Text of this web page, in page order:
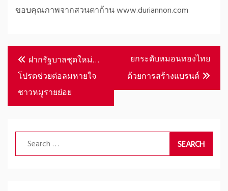
ขอบคุณภาพจากสวนตาก้าน www.duriannon.com
Post
navigation
ฝากรัฐบาลชุดใหม่…
โปรดช่วยต่อลมหายใจ
ชาวหมูรายย่อย
ยกระดับหมอนทองไทย
ด้วยการสร้างแบรนด์
Search
for: